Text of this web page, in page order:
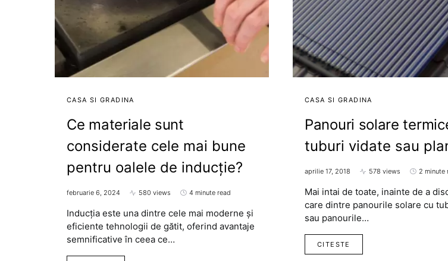
CASA SI GRADINA
Ce materiale sunt
considerate cele mai bune
pentru oalele de inducție?
februarie 6, 2024 580 views 4 minute read
Inducția este una dintre cele mai moderne și
eficiente tehnologii de gătit, oferind avantaje
semnificative în ceea ce…
CASA SI GRADINA
Panouri solare
tuburi vidate sau
aprilie 17, 2018 578 views 2 minute
Mai intai de toate, inainte de a
care dintre panourile solare cu
sau panourile…
CITESTE